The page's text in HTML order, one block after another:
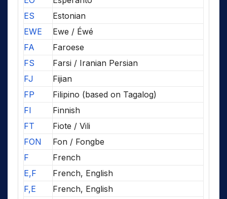
ES
Estonian
EWE
Ewe / Éwé
FA
Faroese
FS
Farsi / Iranian Persian
FJ
Fijian
FP
Filipino (based on Tagalog)
FI
Finnish
FT
Fiote / Vili
FON
Fon / Fongbe
F
French
E,F
French, English
F,E
French, English